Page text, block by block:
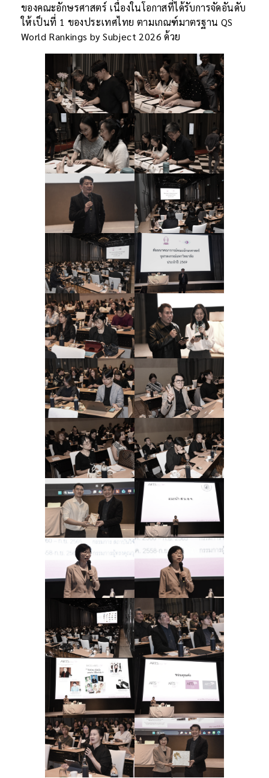
ของคณะอักษรศาสตร์ เนื่องในโอกาสที่ได้รับการจัดอันดับ
ให้เป็นที่ 1 ของประเทศไทย ตามเกณฑ์มาตรฐาน QS
World Rankings by Subject 2026 ด้วย